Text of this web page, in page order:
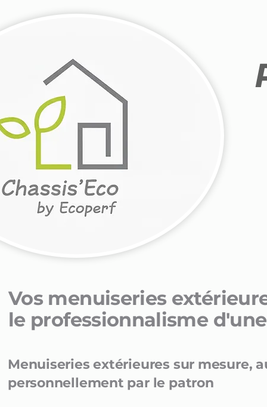
Vos menuiseries
le professionnalisme
Menuiseries extérieures sur mesure,
personnellement par le patron